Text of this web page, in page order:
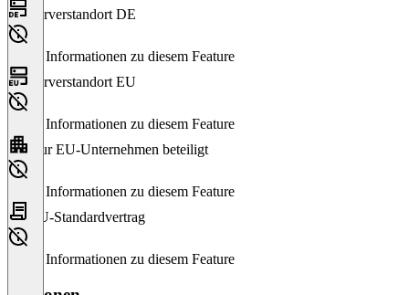
Serverstandort DE
Keine Informationen zu diesem Feature
Serverstandort EU
Keine Informationen zu diesem Feature
Nur EU-Unternehmen beteiligt
Keine Informationen zu diesem Feature
EU-Standardvertrag
Keine Informationen zu diesem Feature